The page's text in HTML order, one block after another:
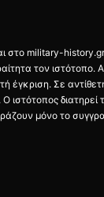
στο military-
τον ιστότοπο.
έγκριση. Σε
ιστότοπος διατηρεί
μόνο το